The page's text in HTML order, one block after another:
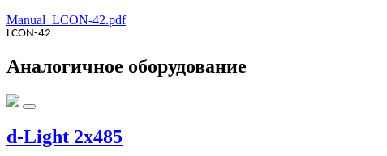
Manual_LCON-42.pdf
LCON-42
Аналогичное оборудование
d-Light 2x485